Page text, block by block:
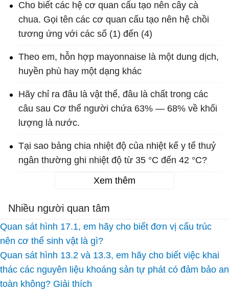
Cho biết các hệ cơ quan cấu tạo nên cây cà
chua. Gọi tên các cơ quan cấu tạo nên hệ chồi
tương ứng với các số (1) đến (4)
Theo em, hỗn hợp mayonnaise là một dung dịch,
huyền phù hay một dạng khác
Hãy chỉ ra đâu là vật thể, đâu là chất trong các
câu sau Cơ thể người chứa 63% — 68% về khối
lượng là nước.
Tại sao bảng chia nhiệt độ của nhiệt kế y tế thuỷ
ngân thường ghi nhiệt độ từ 35 °C đến 42 °C?
Xem thêm
Nhiều người quan tâm
Quan sát hình 17.1, em hãy cho biết đơn vị cấu trúc
nên cơ thể sinh vật là gì?
Quan sát hình 13.2 và 13.3, em hãy cho biết việc khai
thác các nguyên liệu khoáng sản tự phát có đảm bảo an
toàn không? Giải thích